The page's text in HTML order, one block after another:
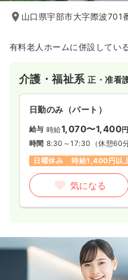
山口県宇部市大字際波701
有料老人ホームに併設してい
介護・福祉系正・准看
日勤のみ（パート）
給与 時給1,070〜1,400円
時間 8:30～17:30 （休憩60
日曜休み
時給1,400円以
気になる